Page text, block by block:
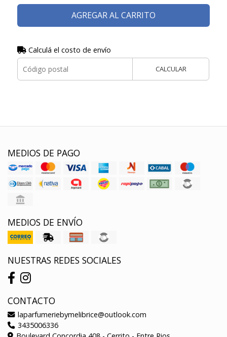
AGREGAR AL CARRITO
Calculá el costo de envío
CALCULAR
MEDIOS DE PAGO
MEDIOS DE ENVÍO
NUESTRAS REDES SOCIALES
CONTACTO
laparfumeriebymelibrice@outlook.com
3435006336